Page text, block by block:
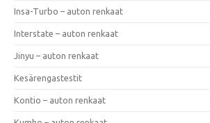
Insa-Turbo – auton renkaat
Interstate – auton renkaat
Jinyu – auton renkaat
Kesärengastestit
Kontio – auton renkaat